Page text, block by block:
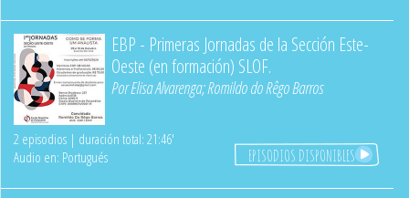
EBP - Primeras Jornadas de la Sección Este-
Oeste (en formación) SLOF.
PorElisa Alvarenga;Romildo do Rêgo Barros
2 episodios | duración total: 21:46'
Audio en: Portugués
EPISODIOS DISPONIBLES